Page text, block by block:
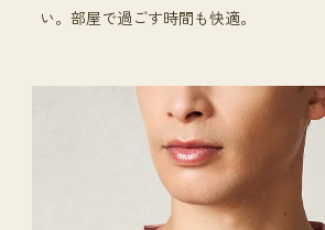
い。部屋で過ごす時間も快適。